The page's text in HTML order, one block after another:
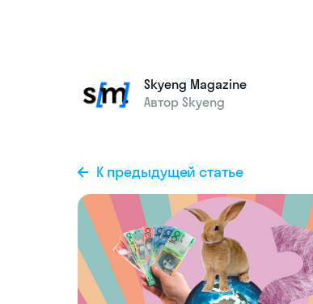
Skyeng Magazine
Автор Skyeng
К предыдущей статье